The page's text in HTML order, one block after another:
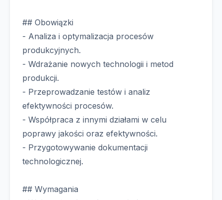
## Obowiązki
- Analiza i optymalizacja procesów
produkcyjnych.
- Wdrażanie nowych technologii i metod
produkcji.
- Przeprowadzanie testów i analiz
efektywności procesów.
- Współpraca z innymi działami w celu
poprawy jakości oraz efektywności.
- Przygotowywanie dokumentacji
technologicznej.
## Wymagania